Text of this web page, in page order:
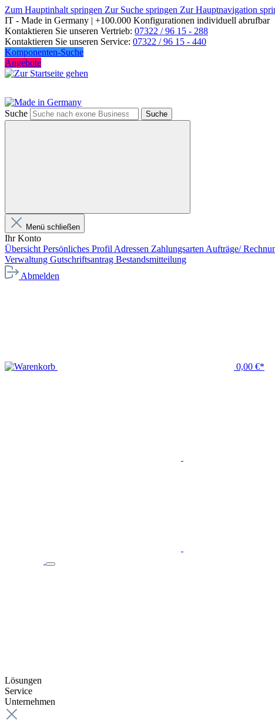
Zum Hauptinhalt springen Zur Suche springen Zur Hauptnavigation
IT - Made in Germany | +100.000 Konfigurationen individuell abrufbar
Kontaktieren Sie unseren Vertrieb: 07322 / 96 15 - 288
Kontaktieren Sie unseren Service: 07322 / 96 15 - 440
Komponenten-Suche
Angebote
Suche Suche
Menü schließen
Ihr Konto
Übersicht Persönliches Profil Adressen Zahlungsarten Aufträge/
Verwaltung Gutschriftsantrag Bestandsmitteilung
Abmelden
0,00 €*
Lösungen
Service
Unternehmen